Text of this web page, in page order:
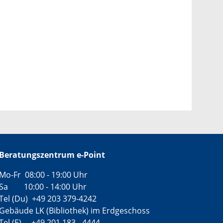
e-Point
Fr 08:00 - 19:00 Uhr
10:00 - 14:00 Uhr
(Du) +49 203 379-4242
LK (Bibliothek) im Erdgeschoss